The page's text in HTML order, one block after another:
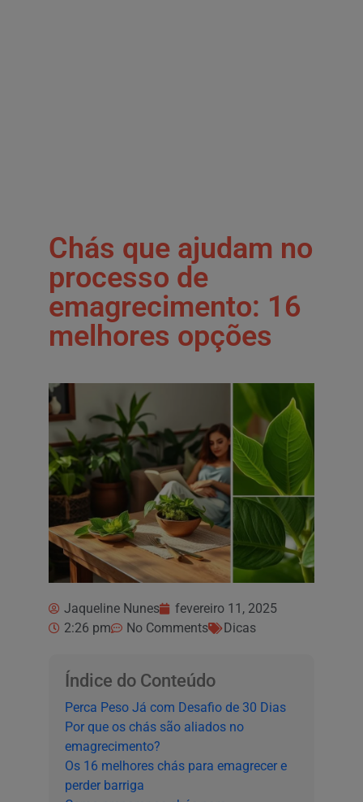
Chás que ajudam no
processo de
emagrecimento: 16
melhores opções
Jaqueline Nunes
fevereiro 11, 2025
2:26 pm
No Comments Dicas
Índice do Conteúdo
Perca Peso Já com Desafio de 30 Dias
Por que os chás são aliados no
emagrecimento?
Os 16 melhores chás para emagrecer e
perder barriga